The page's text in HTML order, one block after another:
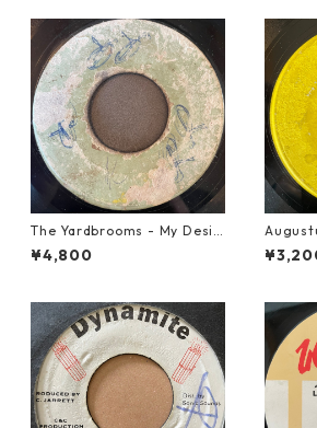
The Yardbrooms - My Desir
e【7-21922】
¥4,800
r【7-